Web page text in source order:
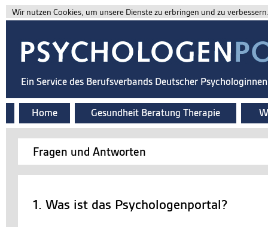
Wir nutzen Cookies, um unsere Dienste zu erbringen und zu
Ein Service des Berufsverbands Deutscher
Home Gesundheit Beratung Therapie
Fragen und Antworten
1. Was ist das Psychologenportal?